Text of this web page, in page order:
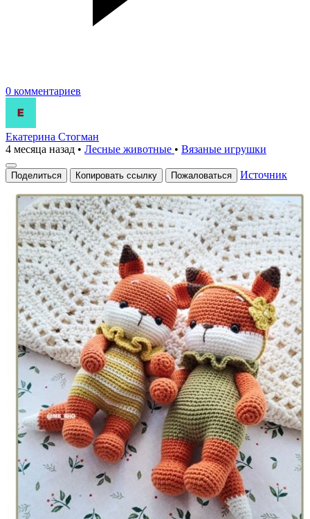
0 комментариев
Екатерина Стогман
4 месяца назад • Лесные животные • Вязаные игрушки
Поделиться Копировать ссылку Пожаловаться Источник